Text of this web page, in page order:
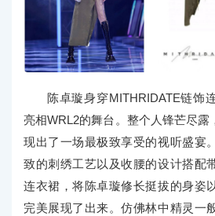
陈卓璇身穿MITHRIDATE链饰
亮相WRL2的舞台。整个人锋芒尽露
现出了一场最极致享受的视听盛宴
致的刺绣工艺以及收腰的设计搭配
连衣裙，将陈卓璇修长挺拔的身姿
完美展现了出来。仿佛林中精灵一